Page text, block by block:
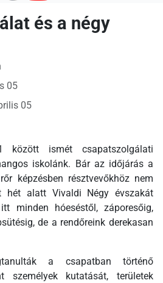
és a négy
05
05
között ismét csapatszolgálati
iskolánk. Bár az időjárás a
képzésben résztvevőkhöz nem
hét alatt Vivaldi Négy évszakát
minden hóeséstől, záporesőig,
de a rendőreink derekasan
a csapatban történő
személyek kutatását, területek